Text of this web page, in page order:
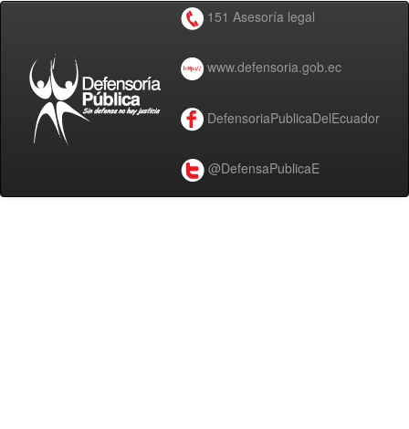
151 Asesoría legal
www.defensoria.gob.ec
DefensoriaPublicaDelEcuador
@DefensaPublicaE